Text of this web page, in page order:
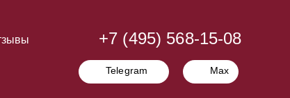
+7 (495) 568-15-08
Telegram Max